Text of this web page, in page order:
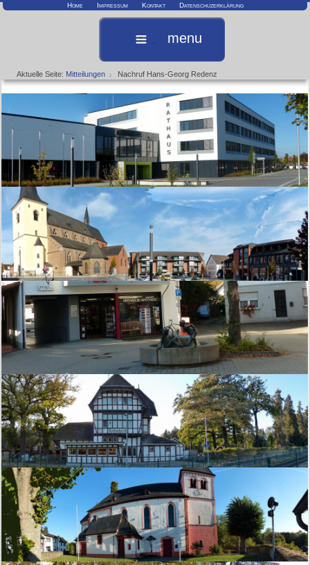
Home Impressum Kontakt Datenschuzerklärung
menu
Aktuelle Seite: Mitteilungen Nachruf Hans-Georg Redenz